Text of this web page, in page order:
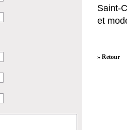
Saint-
et
» Retour